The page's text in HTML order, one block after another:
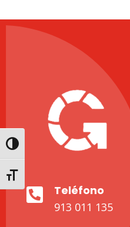
Alternar alto contraste
Alternar tamaño de letra
 Teléfono
913 011 135